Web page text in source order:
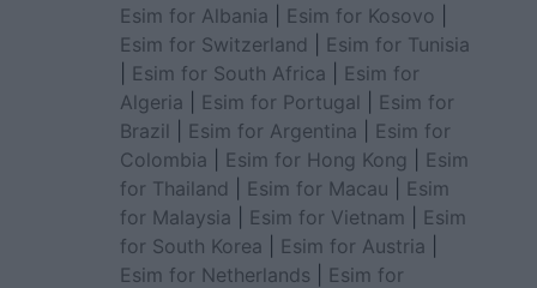
Esim for Albania
Esim for Kosovo
Esim for Switzerland
Esim for Tunisia
Esim for South Africa
Esim for
Algeria
Esim for Portugal
Esim for
Brazil
Esim for Argentina
Esim for
Colombia
Esim for Hong Kong
Esim
for Thailand
Esim for Macau
Esim
for Malaysia
Esim for Vietnam
Esim
for South Korea
Esim for Austria
Esim for Netherlands
Esim for